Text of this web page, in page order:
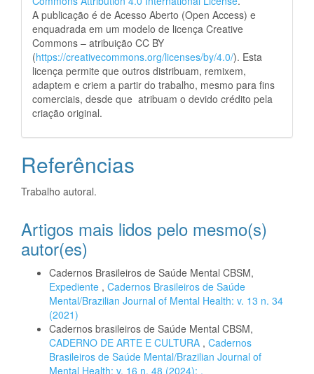
A publicação é de Acesso Aberto (Open Access) e
enquadrada em um modelo de licença Creative
Commons – atribuição CC BY
(https://creativecommons.org/licenses/by/4.0/). Esta
licença permite que outros distribuam, remixem,
adaptem e criem a partir do trabalho, mesmo para fins
comerciais, desde que atribuam o devido crédito pela
criação original.
Referências
Trabalho autoral.
Artigos mais lidos pelo mesmo(s)
autor(es)
Cadernos Brasileiros de Saúde Mental CBSM,
Expediente , Cadernos Brasileiros de Saúde
Mental/Brazilian Journal of Mental Health: v. 13 n. 34
(2021)
Cadernos brasileiros de Saúde Mental CBSM,
CADERNO DE ARTE E CULTURA , Cadernos
Brasileiros de Saúde Mental/Brazilian Journal of
Mental Health: v. 16 n. 48 (2024): .